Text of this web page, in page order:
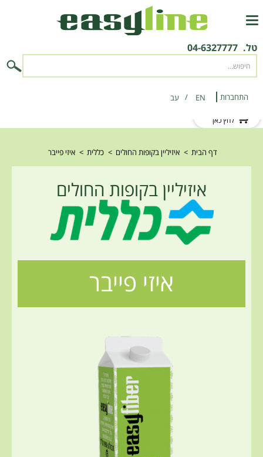
טל. 04-6327777
התחברות EN ‫עב‬
לחץ כאן
דף הבית > איזיליין בקופות החולים > כללית > איזי פייבר
איזיליין בקופות החולים
איזי פייבר